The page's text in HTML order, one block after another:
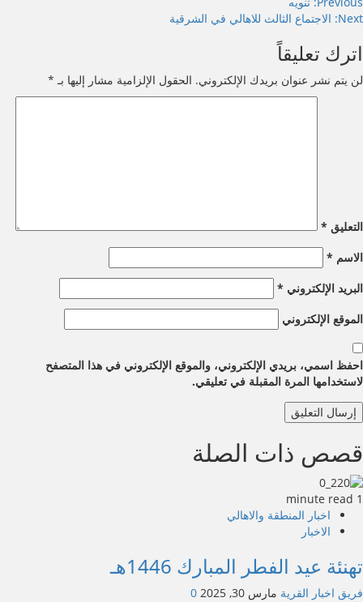
Next: الاجتماع الثالث للاهالي في الشرقية
اترك تعليقاً
لن يتم نشر عنوان بريدك الإلكتروني. الحقول الإلزامية مشار إليها بـ *
التعليق *
الاسم *
البريد الإلكتروني *
الموقع الإلكتروني
احفظ اسمي، بريدي الإلكتروني، والموقع الإلكتروني في هذا المتصفح
لاستخدامها المرة المقبلة في تعليقي.
قصص ذات الصلة
1 minute read
اخبار المنطقة والاهالي
الاخبار
تهنئة عيد الفطر المبارك 1446هـ
فريق اخبار القرية مارس 30, 2025 0